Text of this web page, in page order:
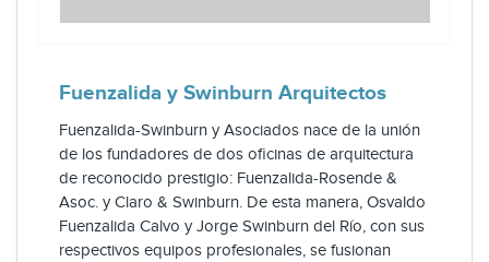
Fuenzalida y Swinburn Arquitectos
Fuenzalida-Swinburn y Asociados nace de la unión
de los fundadores de dos oficinas de arquitectura
de reconocido prestigio: Fuenzalida-Rosende &
Asoc. y Claro & Swinburn. De esta manera, Osvaldo
Fuenzalida Calvo y Jorge Swinburn del Río, con sus
respectivos equipos profesionales, se fusionan